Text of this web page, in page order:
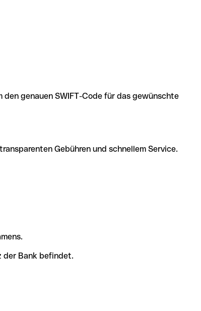
genauen SWIFT-Code für das gewünschte
Gebühren und schnellem Service.
der Bank befindet.